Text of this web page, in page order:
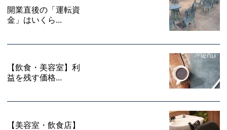
開業直後の「運転資
金」はいくら...
【飲食・美容室】利
益を残す価格...
【美容室・飲食店】